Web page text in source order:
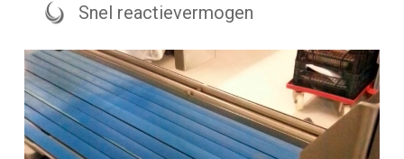
Snel reactievermogen